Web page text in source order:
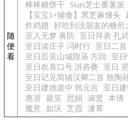
随
便
看
棒棒糖饼干
Stars芝士番薯派
【宝宝1+辅食】黑芝麻馒头
炸鸡翅
好吃到没朋友的糖煎
至人无梦 蒋防
至日拜表 孔
至日读庄子 冯时行
至日二
至日后吴山城隍庙 方回
至
至日欢喜口号 洪咨夔
至日
至日记见简辅汉卿二首 敖陶
至日建德道中 韩元吉
至日
惠浙
庭笑 思娟 淑贤 本倩
魔意
如沃 芝霞 潇菁